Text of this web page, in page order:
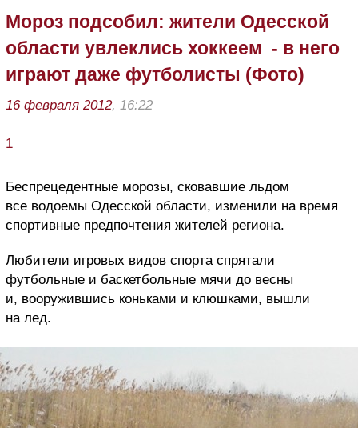
Мороз подсобил: жители Одесской
области увлеклись хоккеем - в него
играют даже футболисты (Фото)
16 февраля 2012, 16:22
1
Беспрецедентные морозы, сковавшие льдом
все водоемы Одесской области, изменили на время
спортивные предпочтения жителей региона.
Любители игровых видов спорта спрятали
футбольные и баскетбольные мячи до весны
и, вооружившись коньками и клюшками, вышли
на лед.